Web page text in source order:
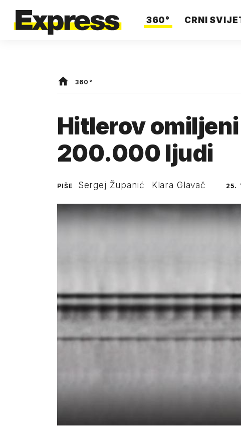
360° CRNI
360°
Hitlerov
200.000 ljudi
PIŠE Sergej Županić Klara Glavač 25.